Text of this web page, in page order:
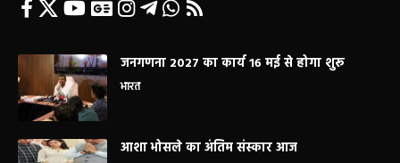
जनगणना 2027 का कार्य 16 मई से होगा शुरू
भारत
आशा भोसले का अंतिम संस्कार आज